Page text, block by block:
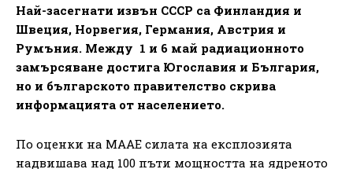
Най-засегнати извън СССР са Финландия и
Швеция, Норвегия, Германия, Австрия и
Румъния. Между 1 и 6 май радиационното
замърсяване достига Югославия и България,
но и българското правителство скрива
информацията от населението.
По оценки на МААЕ силата на експлозията
надвишава над 100 пъти мощността на ядреното